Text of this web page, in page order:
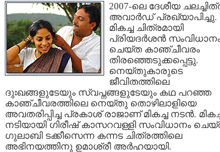
2007-ലെ ദേശീയ
അവാര്‍ഡ്‌ പ്രഖ്യാപിച്ചു.
മികച്ച ചിത്രമായി
പ്രിയദര്‍ശന്‍
ചെയ്ത കാഞ്ചീവരം
തിരഞ്ഞെടുക്കപ്പെട്ടു.
നെയ്തുകാരുടെ
ജീവിതത്തിലെ
ദുഃഖങ്ങളുടേയും സ്വപ്നങ്ങളുടേയും കഥ പറഞ്ഞ
കാഞ്ചീവരത്തിലെ നെയ്തു തൊഴിലാളിയെ
അവതരിപ്പിച്ച പ്രകാശ്‌ രാജാണ്‌ മികച്ച നടന്‍.
നടിയായി ഗിരീഷ്‌ കാസറവള്ളി സംവിധാനം
ഗുലാബി ടക്കീസെന്ന കന്നട ചിത്രത്തിലെ
അഭിനയത്തിനു ഉമാശ്രീ അര്‍ഹയായി.